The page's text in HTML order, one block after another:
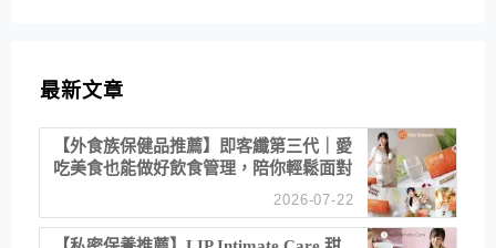
最新文章
【外食族保健品推薦】即客纖第三代｜愛
吃美食也能做好飲食管理，陪你輕鬆面對
2026-07-22